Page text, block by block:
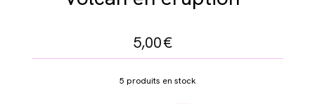
5,00€
5 produits en stock